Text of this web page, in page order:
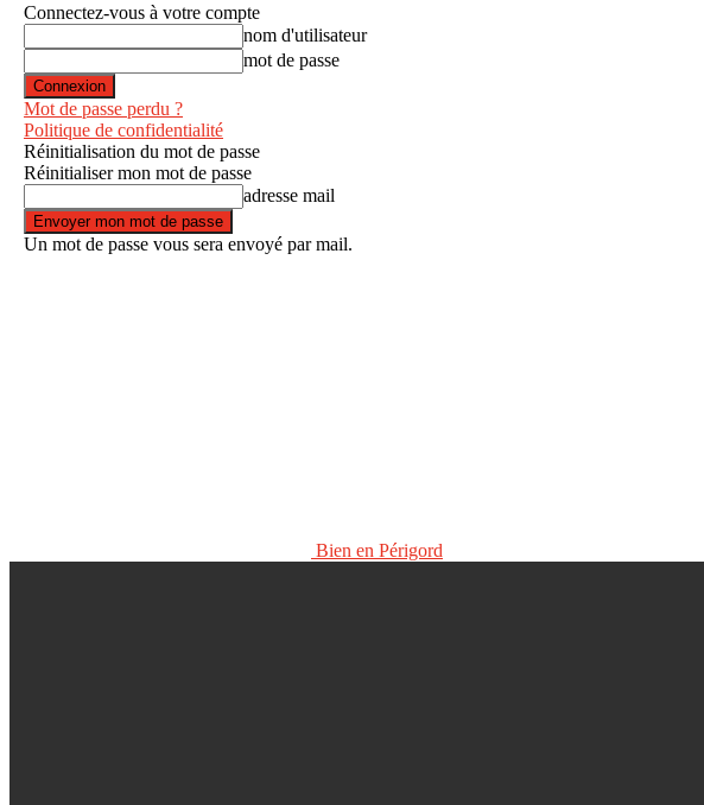
Connectez-vous à votre compte
nom d'utilisateur
mot de passe
Mot de passe perdu ?
Politique de confidentialité
Réinitialisation du mot de passe
Réinitialiser mon mot de passe
adresse mail
Un mot de passe vous sera envoyé par mail.
Bien en Périgord